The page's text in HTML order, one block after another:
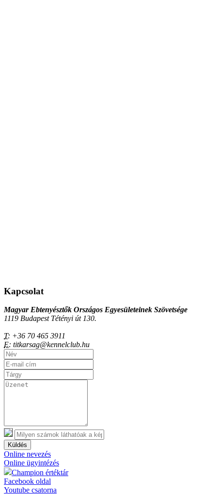
Kapcsolat
Magyar Ebtenyésztők Országos Egyesületeinek Szövetsége
1119 Budapest Tétényi út 130.
T: +36 70 465 3911
E: titkarsag@kennelclub.hu
Küldés
Online nevezés
Online ügyintézés
Champion értéktár
Facebook oldal
Youtube csatorna